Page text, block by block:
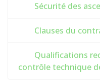
Sécurité des
Clauses du
Qualifications
contrôle technique